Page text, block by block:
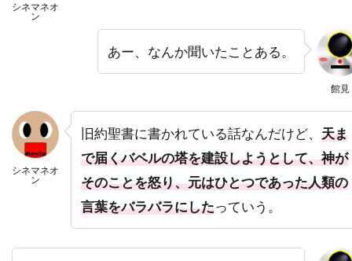
トラヴィス・アダム・ライト
トリーヌ・ディルホム
トレヴァ・エチエンヌ
トータス松本（ウルフルズ）
トーマス・F・ウィルソン
トーマス・G・ウェイツ
トーマス・M・ハーメル
トーマス・アラナ
トーマス・アルフレッドソン
シネマネオ
ン
館見
あー、なんか聞いたことある。
シネマネオ
ン
旧約聖書に書かれている話なんだけど、 天ま
で届くバベルの塔を建設しようとして、神が
そのことを怒り、元はひとつであった人類の
言葉をバラバラにしたっていう。